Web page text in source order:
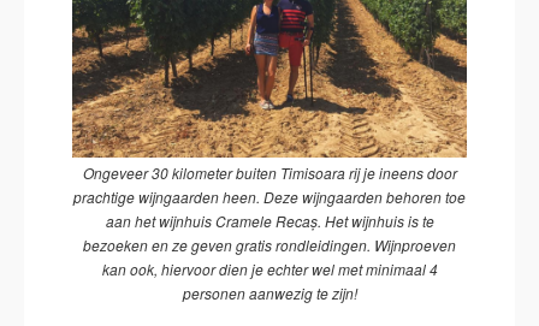
Ongeveer 30 kilometer buiten Timisoara rij je ineens door
prachtige wijngaarden heen. Deze wijngaarden behoren toe
aan het wijnhuis Cramele Recaș. Het wijnhuis is te
bezoeken en ze geven gratis rondleidingen. Wijnproeven
kan ook, hiervoor dien je echter wel met minimaal 4
personen aanwezig te zijn!